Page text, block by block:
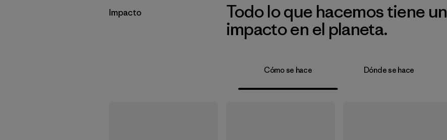
Impacto
Todo lo que hacemos tiene un
impacto en el planeta.
Cómo se hace Dónde se hace